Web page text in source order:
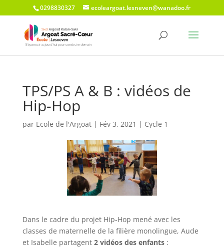
0298830327 ecoleargoat.lesneven@wanadoo.fr
TPS/PS A & B : vidéos de
Hip-Hop
par Ecole de l'Argoat| Fév 3, 2021 | Cycle 1
Dans le cadre du projet Hip-Hop mené avec les
classes de maternelle de la filière monolingue, Aude
et Isabelle partagent 2 vidéos des enfants: